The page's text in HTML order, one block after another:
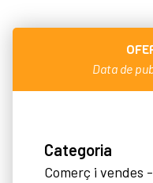
Data de
Categoria
Comerç i vendes